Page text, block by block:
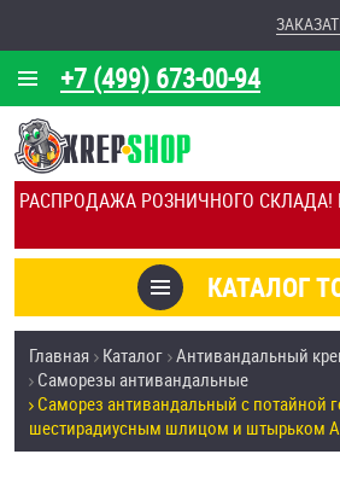
РАСПРОДАЖА РОЗНИЧНОГО СКЛАДА!
+7 (499) 673-00-94
О КОМПАНИИ
КАЛЬКУЛЯТОР
ОТЗЫВЫ
УСЛУГИ
СКИДКИ
КАТАЛОГ
Товары со скидкой
Анкеры
Антивандальный крепёж,
Главная Каталог Антивандальный
Саморезы антивандальные
Саморез антивандальный с потайной
шестирадиусным шлицом и штырьком